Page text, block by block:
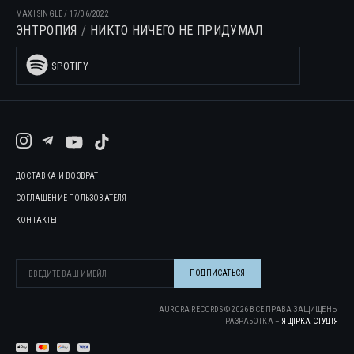
MAXI SINGLE/ 17/06/2022
ЭНТРОПИЯ НИКТО НИЧЕГО НЕ ПРИДУМАЛ
SPOTIFY
ДОСТАВКА И ВОЗВРАТ
СОГЛАШЕНИЕ ПОЛЬЗОВАТЕЛЯ
КОНТАКТЫ
AURORA RECORDS ©2026 ВСЕ ПРАВА ЗАЩИЩЕНЫ
РАЗРАБОТКА – ЯЩІРКА CТУДІЯ